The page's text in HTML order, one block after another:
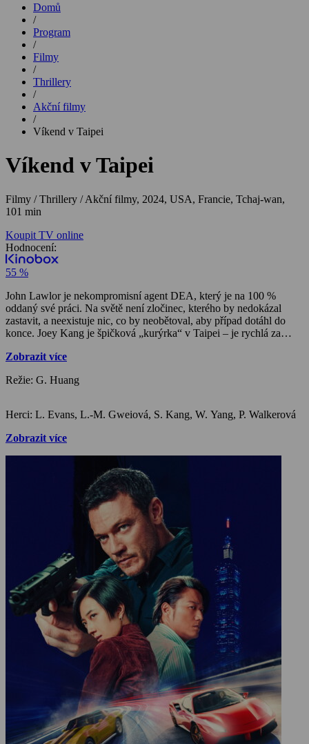
Domů
/
Program
/
Filmy
/
Thrillery
/
Akční filmy
/
Víkend v Taipei
Víkend v Taipei
Filmy / Thrillery / Akční filmy, 2024, USA, Francie, Tchaj-wan,
101 min
Koupit TV online
Hodnocení:
55 %
John Lawlor je nekompromisní agent DEA, který je na 100 %
oddaný své práci. Na světě není zločinec, kterého by nedokázal
zastavit, a neexistuje nic, co by neobětoval, aby případ dotáhl do
konce. Joey Kang je špičková „kurýrka“ v Taipei – je rychlá za
chytit. Ti dva se do sebe neměli zamilovat, ale osud je svedl
znovu setkávají během zběsilého víkendu v Taipei, kdy oba zjistí, že
Zobrazit více
Režie: G. Huang
Herci: L. Evans, L.-M. Gweiová, S. Kang, W. Yang, P. Walkerová
Zobrazit více